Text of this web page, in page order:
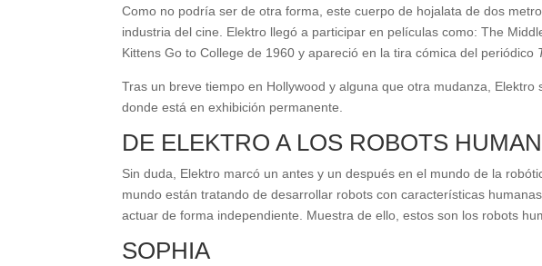
Como no podría ser de otra forma, este cuerpo de hojalata de dos
industria del cine. Elektro llegó a participar en películas como: The
Kittens Go to College de 1960 y apareció en la tira cómica del periódico
Tras un breve tiempo en Hollywood y alguna que otra mudanza,
donde está en exhibición permanente.
DE ELEKTRO A LOS ROBOTS
Sin duda, Elektro marcó un antes y un después en el mundo de la
mundo están tratando de desarrollar robots con características
actuar de forma independiente. Muestra de ello, estos son los robots
SOPHIA